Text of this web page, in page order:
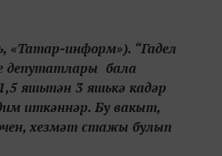
«Татар-информ»). “Гадел
депутатлары бала
яшьтән 3 яшькә кадәр
иткәннәр. Бу вакыт,
хезмәт стажы булып